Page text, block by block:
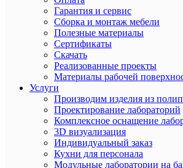
Гарантия и сервис
Сборка и монтаж мебели
Полезные материалы
Сертификаты
Скачать
Реализованные проекты
Материалы рабочей
Услуги
Производим изделия из
Проектирование лабораторий
Комплексное оснащение
3D визуализация
Индивидуальный заказ
Кухни для персонала
Модульные лаборатории на